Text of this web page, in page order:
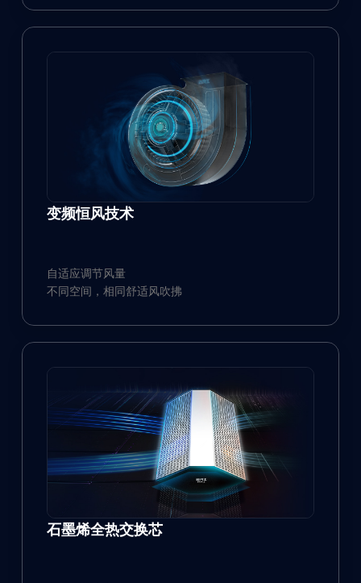
变频恒风技术
自适应调节风量
不同空间，相同舒适风吹拂
石墨烯全热交换芯